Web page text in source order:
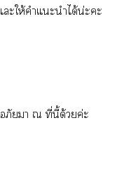
ะให้คำแะนำได้น่ะะ
ภัยา ณ ที่นี้ด้วยค่ะ